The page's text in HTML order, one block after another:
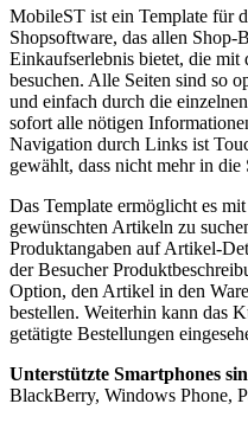
MobileST ist ein Template für
Shopsoftware, das allen Shop-
Einkaufserlebnis bietet, die mit
besuchen. Alle Seiten sind so
und einfach durch die
sofort alle nötigen
Navigation durch Links ist
gewählt, dass nicht mehr in die
Das Template ermöglicht es
gewünschten Artikeln zu
Produktangaben auf Artikel-
der Besucher
Option, den Artikel in den
bestellen. Weiterhin kann das
getätigte Bestellungen
Unterstützte Smartphones
BlackBerry, Windows Phone,